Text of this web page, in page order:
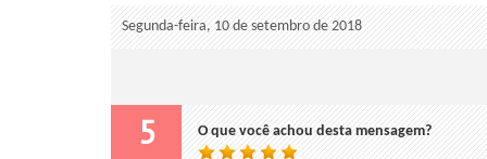
Segunda-feira, 10 de setembro de 2018
5 O que você achou desta mensagem?